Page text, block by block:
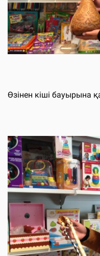
Өзінен кіші бауырына